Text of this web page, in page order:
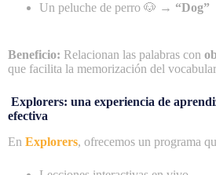
Un peluche de perro 🐶 → “Dog”
Beneficio: Relacionan las palabras con
que facilita la memorización del
Explorers: una experiencia de
efectiva
En Explorers, ofrecemos un programa